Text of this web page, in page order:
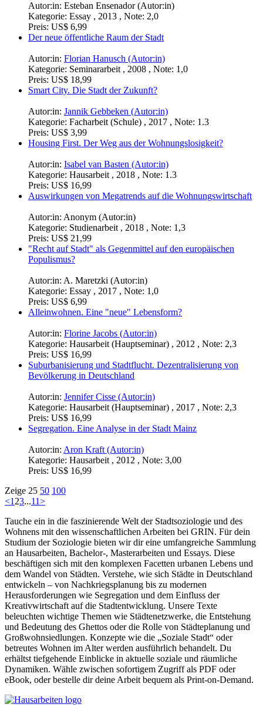
Autor:in: Esteban Ensenador (Autor:in)
Kategorie: Essay , 2013 , Note: 2,0
Preis: US$ 6,99
Der neue öffentliche Raum der Stadt
Autor:in: Florian Hanusch (Autor:in)
Kategorie: Seminararbeit , 2008 , Note: 1,0
Preis: US$ 18,99
Smart City. Die Stadt der Zukunft?
Autor:in: Jannik Gebbeken (Autor:in)
Kategorie: Facharbeit (Schule) , 2017 , Note: 1.3
Preis: US$ 3,99
Housing First. Der Weg aus der Wohnungslosigkeit?
Autor:in: Isabel van Basten (Autor:in)
Kategorie: Hausarbeit , 2018 , Note: 1.3
Preis: US$ 16,99
Auswirkungen von Megatrends auf die Wohnungswirtschaft
Autor:in: Anonym (Autor:in)
Kategorie: Studienarbeit , 2018 , Note: 1,3
Preis: US$ 21,99
"Recht auf Stadt" als Gegenmittel auf den europäischen
Populismus?
Autor:in: A. Maretzki (Autor:in)
Kategorie: Essay , 2017 , Note: 1,0
Preis: US$ 6,99
Alleinwohnen. Eine "neue" Lebensform?
Autor:in: Florine Jacobs (Autor:in)
Kategorie: Hausarbeit (Hauptseminar) , 2012 , Note: 2,3
Preis: US$ 16,99
Suburbanisierung und Stadtflucht. Dezentralisierung von
Bevölkerung in Deutschland
Autor:in: Jennifer Cisse (Autor:in)
Kategorie: Hausarbeit (Hauptseminar) , 2017 , Note: 2,3
Preis: US$ 16,99
Segregation. Eine Analyse in der Stadt Mainz
Autor:in: Aron Kraft (Autor:in)
Kategorie: Hausarbeit , 2012 , Note: 3,00
Preis: US$ 16,99
Zeige 25 50 100
<123...11>
Tauche ein in die faszinierende Welt der Stadtsoziologie und des
Wohnens mit den wissenschaftlichen Arbeiten bei GRIN. Für dein
Studium der Soziologie bieten wir dir eine umfangreiche Sammlung
an Hausarbeiten, Bachelor-, Masterarbeiten und Essays. Diese
beschäftigen sich mit den komplexen Facetten urbanen Lebens und
dem Wandel von Städten. Verstehe, wie sich Städte in Deutschland
entwickeln – von Nachkriegsplanung bis zu modernen
Herausforderungen wie Segregation und dem Einfluss der
Kreativwirtschaft auf die Stadtentwicklung. Unsere Texte
beleuchten wichtige Themen wie Städtenetzwerke, die Entstehung
und Bedeutung des Ghettos oder die Rolle von Städteplanung und
Großwohnsiedlungen. Konzepte wie die „Soziale Stadt“ oder
betreutes Wohnen im Alter werden ausführlich behandelt. Du
erhältst tiefgehende Einblicke in aktuelle soziale und räumliche
Dynamiken. Wähle zwischen sofortigem Zugriff als PDF oder
eBook, oder bestelle dir deine Arbeit bequem als Print-on-Demand.